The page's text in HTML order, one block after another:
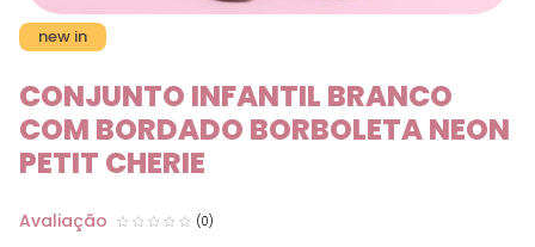
new in
CONJUNTO INFANTIL BRANCO
COM BORDADO BORBOLETA NEON
PETIT CHERIE
(0)